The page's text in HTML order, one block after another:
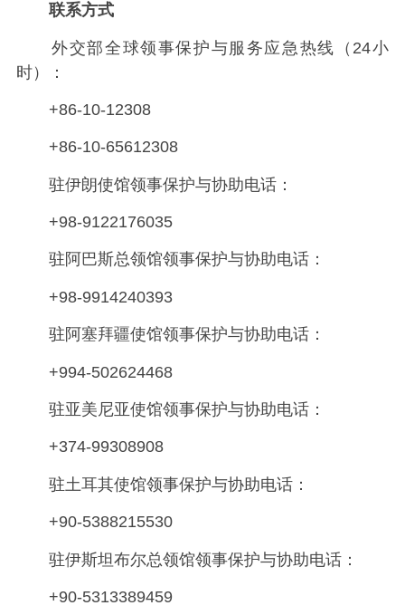
联系方式
外交部全球领事保护与服务应急热线（24小
时）：
+86-10-12308
+86-10-65612308
驻伊朗使馆领事保护与协助电话：
+98-9122176035
驻阿巴斯总领馆领事保护与协助电话：
+98-9914240393
驻阿塞拜疆使馆领事保护与协助电话：
+994-502624468
驻亚美尼亚使馆领事保护与协助电话：
+374-99308908
驻土耳其使馆领事保护与协助电话：
+90-5388215530
驻伊斯坦布尔总领馆领事保护与协助电话：
+90-5313389459